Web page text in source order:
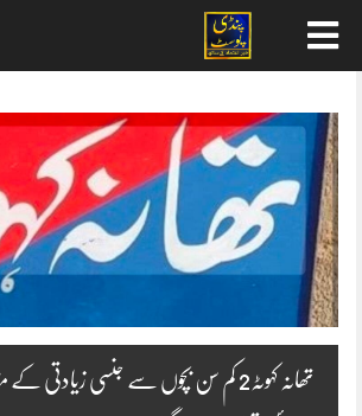
content
تھانہ کہوٹہ2 کم سن بچوں سے جنسی زیادتی کے